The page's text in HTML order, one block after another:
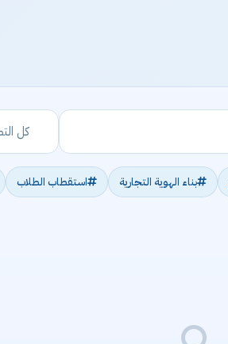
بناء الهوية التجارية استقطاب الطلاب